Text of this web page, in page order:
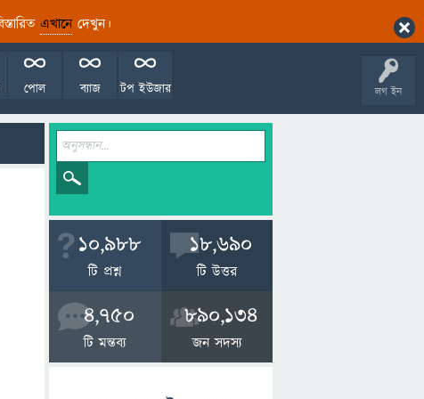
এখানেদেখুন।
লগ ইন
টপ ইউজার
ব্যাজ
পোল
10,988
টি প্রশ্ন
18,690
টি উত্তর
4,750
টি মন্তব্য
890,134
জন সদস্য